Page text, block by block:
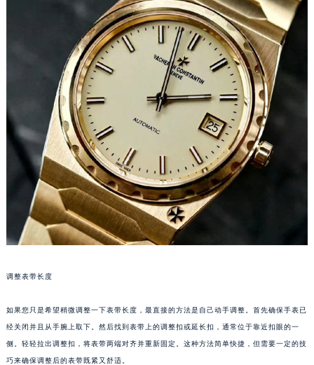
调整表带长度
如果您只是希望稍微调整一下表带长度，最直接的方法是自己动手调整。首先确保手表已
经关闭并且从手腕上取下。然后找到表带上的调整扣或延长扣，通常位于靠近扣眼的一
侧。轻轻拉出调整扣，将表带两端对齐并重新固定。这种方法简单快捷，但需要一定的技
巧来确保调整后的表带既紧又舒适。